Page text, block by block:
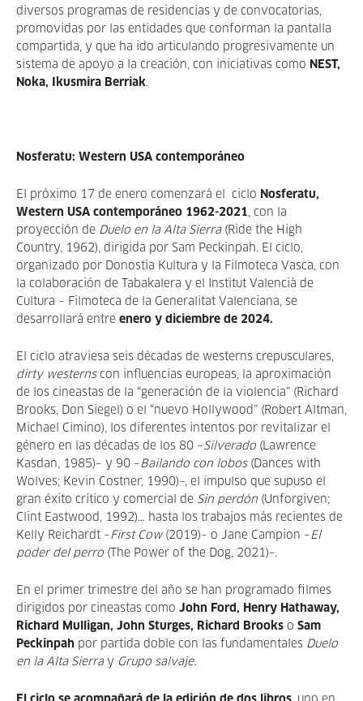
diversos programas de residencias y de convocatorias,
promovidas por las entidades que conforman la pantalla
compartida, y que ha ido articulando progresivamente un
sistema de apoyo a la creación, con iniciativas como NEST,
Noka, Ikusmira Berriak.
Nosferatu: Western USA contemporáneo
El próximo 17 de enero comenzará el ciclo Nosferatu,
Western USA contemporáneo 1962-2021, con la
proyección de Duelo en la Alta Sierra(Ride the High
Country, 1962), dirigida por Sam Peckinpah. El ciclo,
organizado por Donostia Kultura y la Filmoteca Vasca, con
la colaboración de Tabakalera y el Institut Valencià de
Cultura – Filmoteca de la Generalitat Valenciana, se
desarrollará entre enero y diciembre de 2024.
El ciclo atraviesa seis décadas de westerns crepusculares,
dirty westerns con influencias europeas, la aproximación
de los cineastas de la “generación de la violencia” (Richard
Brooks, Don Siegel) o el “nuevo Hollywood” (Robert Altman,
Michael Cimino), los diferentes intentos por revitalizar el
género en las décadas de los 80 –Silverado (Lawrence
Kasdan, 1985)– y 90 –Bailando con lobos(Dances with
Wolves; Kevin Costner, 1990)–, el impulso que supuso el
gran éxito crítico y comercial de Sin perdón (Unforgiven;
Clint Eastwood, 1992)… hasta los trabajos más recientes de
Kelly Reichardt –First Cow(2019)– o Jane Campion –El
poder del perro (The Power of the Dog, 2021)–.
En el primer trimestre del año se han programado filmes
dirigidos por cineastas como John Ford, Henry Hathaway,
Richard Mulligan, John Sturges, Richard Brooks o Sam
Peckinpah por partida doble con las fundamentales Duelo
en la Alta Sierray Grupo salvaje.